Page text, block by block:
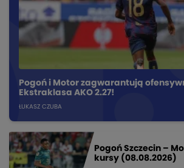
Pogoń i Motor zagwarantują
Ekstraklasa AKO 2.27!
ŁUKASZ CZUBA
Pogoń Szczecin –
kursy (08.08.2026)